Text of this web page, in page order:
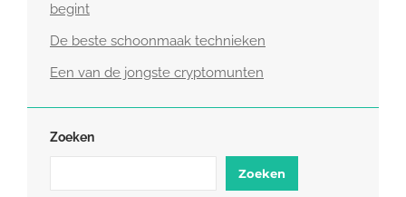
begint
De beste schoonmaak technieken
Een van de jongste cryptomunten
Zoeken
Zoeken